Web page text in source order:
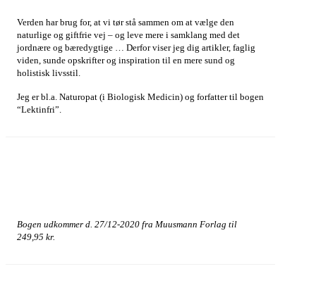
Verden har brug for, at vi tør stå sammen om at vælge den
naturlige og giftfrie vej – og leve mere i samklang med det
jordnære og bæredygtige … Derfor viser jeg dig artikler, faglig
viden, sunde opskrifter og inspiration til en mere sund og
holistisk livsstil.
Jeg er bl.a. Naturopat (i Biologisk Medicin) og forfatter til bogen
“Lektinfri”.
Bogen udkommer d. 27/12-2020 fra Muusmann Forlag til
249,95 kr.